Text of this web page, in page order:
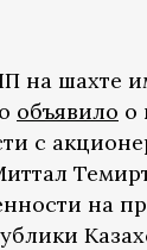
на шахте
объявило о
с
на